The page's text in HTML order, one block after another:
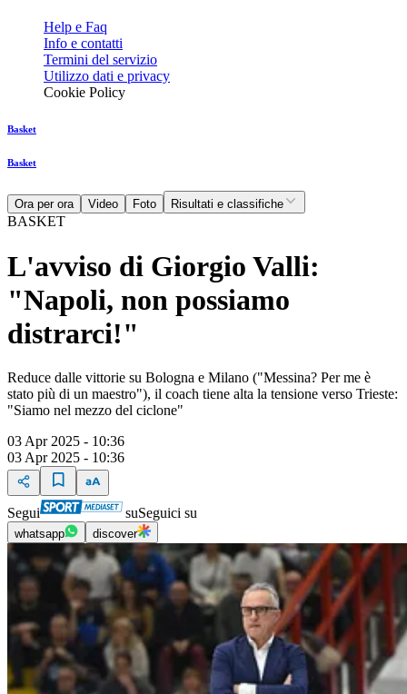
Help e Faq
Info e contatti
Termini del servizio
Utilizzo dati e privacy
Cookie Policy
Basket
Basket
Ora per ora Video Foto Risultati e classifiche
BASKET
L'avviso di Giorgio Valli:
"Napoli, non possiamo
distrarci!"
Reduce dalle vittorie su Bologna e Milano ("Messina? Per me è
stato più di un maestro"), il coach tiene alta la tensione verso Trieste:
"Siamo nel mezzo del ciclone"
03 Apr 2025 - 10:36
03 Apr 2025 - 10:36
Segui suSeguici su
whatsapp discover